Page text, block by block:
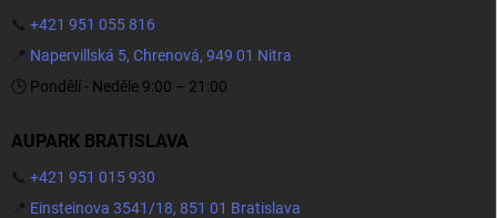
📞 +421 951 055 816
📍 Napervillská 5, Chrenová, 949 01 Nitra
🕒 Pondělí - Neděle 9:00 – 21:00
AUPARK BRATISLAVA
📞 +421 951 015 930
📍 Einsteinova 3541/18, 851 01 Bratislava